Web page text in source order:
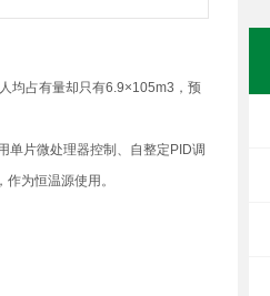
均占有量却只有6.9×105m3，预
单片微处理器控制、自整定PID调
为恒温源使用。